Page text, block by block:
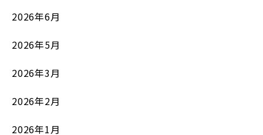
2026年6月
2026年5月
2026年3月
2026年2月
2026年1月